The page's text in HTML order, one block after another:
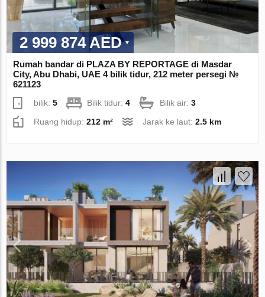
2 999 874 AED
Rumah bandar di PLAZA BY REPORTAGE di Masdar
City, Abu Dhabi, UAE 4 bilik tidur, 212 meter persegi №
621123
bilik:5 Bilik tidur:4 Bilik air:3
Ruang hidup:212 m² Jarak ke laut:2.5 km